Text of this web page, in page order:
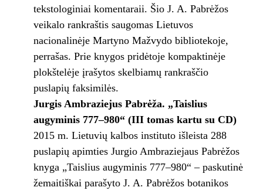
tekstologiniai komentaraii. Šio J. A. Pabrėžos
veikalo rankraštis saugomas Lietuvos
nacionalinėje Martyno Mažvydo bibliotekoje,
perrašas. Prie knygos pridėtoje kompaktinėje
plokštelėje įrašytos skelbiamų rankraščio
puslapių faksimilės.
Jurgis Ambraziejus Pabrėža. „Taislius
augyminis 777–980“ (III tomas kartu su CD)
2015 m. Lietuvių kalbos instituto išleista 288
puslapių apimties Jurgio Ambraziejaus Pabrėžos
knyga „Taislius augyminis 777–980“ – paskutinė
žemaitiškai parašyto J. A. Pabrėžos botanikos